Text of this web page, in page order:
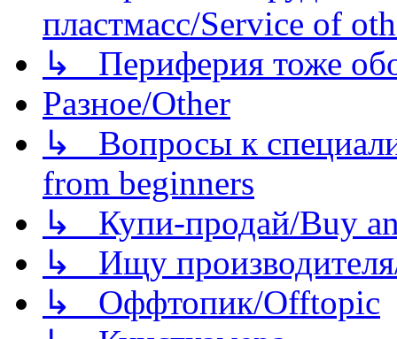
пластмасс/Service of
↳ Периферия тоже
Разное/Other
↳ Вопросы к
from beginners
↳ Купи-продай/Buy
↳ Ищу
↳ Оффтопик/Offtopic